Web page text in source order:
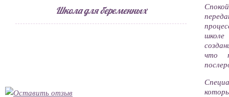
Школа для беременных
школе
что